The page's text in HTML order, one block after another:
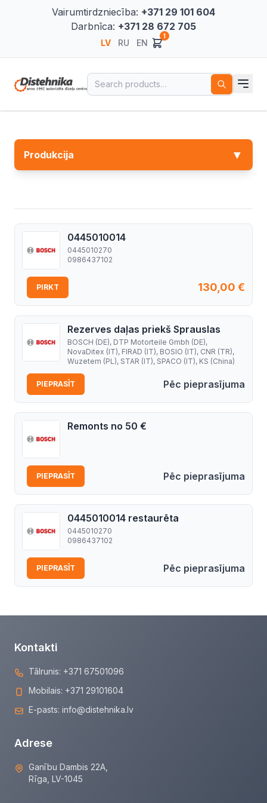
Vairumtirdzniecība: +371 29 101 604
Darbnīca: +371 28 672 705
LV RU EN
1
Search for:
Produkcija ▼
0445010014
0445010270
0986437102
130,00 €
PIRKT
Rezerves daļas priekš Sprauslas
BOSCH (DE), DTP Motorteile Gmbh (DE),
NovaDitex (IT), FIRAD (IT), BOSIO (IT), CNR (TR),
Wuzetem (PL), STAR (IT), SPACO (IT), KS (China)
Pēc pieprasījuma
PIEPRASĪT
Remonts no 50 €
Pēc pieprasījuma
PIEPRASĪT
0445010014 restaurēta
0445010270
0986437102
Pēc pieprasījuma
PIEPRASĪT
Kontakti
Tālrunis: +371 67501096
Mobilais: +371 29101604
E-pasts: info@distehnika.lv
Adrese
Ganību Dambis 22A,
Rīga, LV-1045